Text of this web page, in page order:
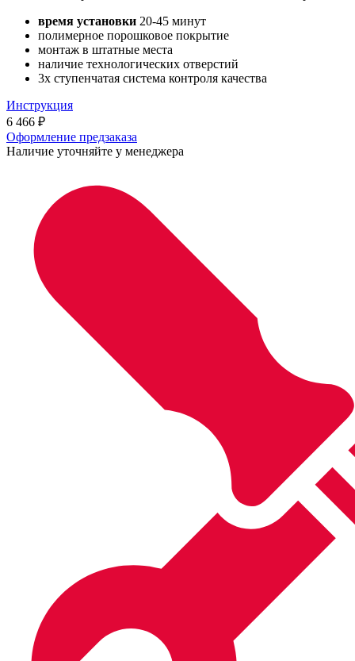
время установки 20-45 минут
полимерное порошковое покрытие
монтаж в штатные места
наличие технологических отверстий
3х ступенчатая система контроля качества
Инструкция
6 466 ₽
Оформление предзаказа
Наличие уточняйте у менеджера